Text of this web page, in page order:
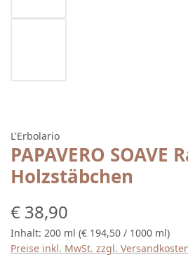
L'Erbolario
PAPAVERO
Holzstäbchen
Regulärer Preis:
€ 38,90
Inhalt: 200 ml (€ 194,50 / 1000 ml)
Preise inkl. MwSt. zzgl.